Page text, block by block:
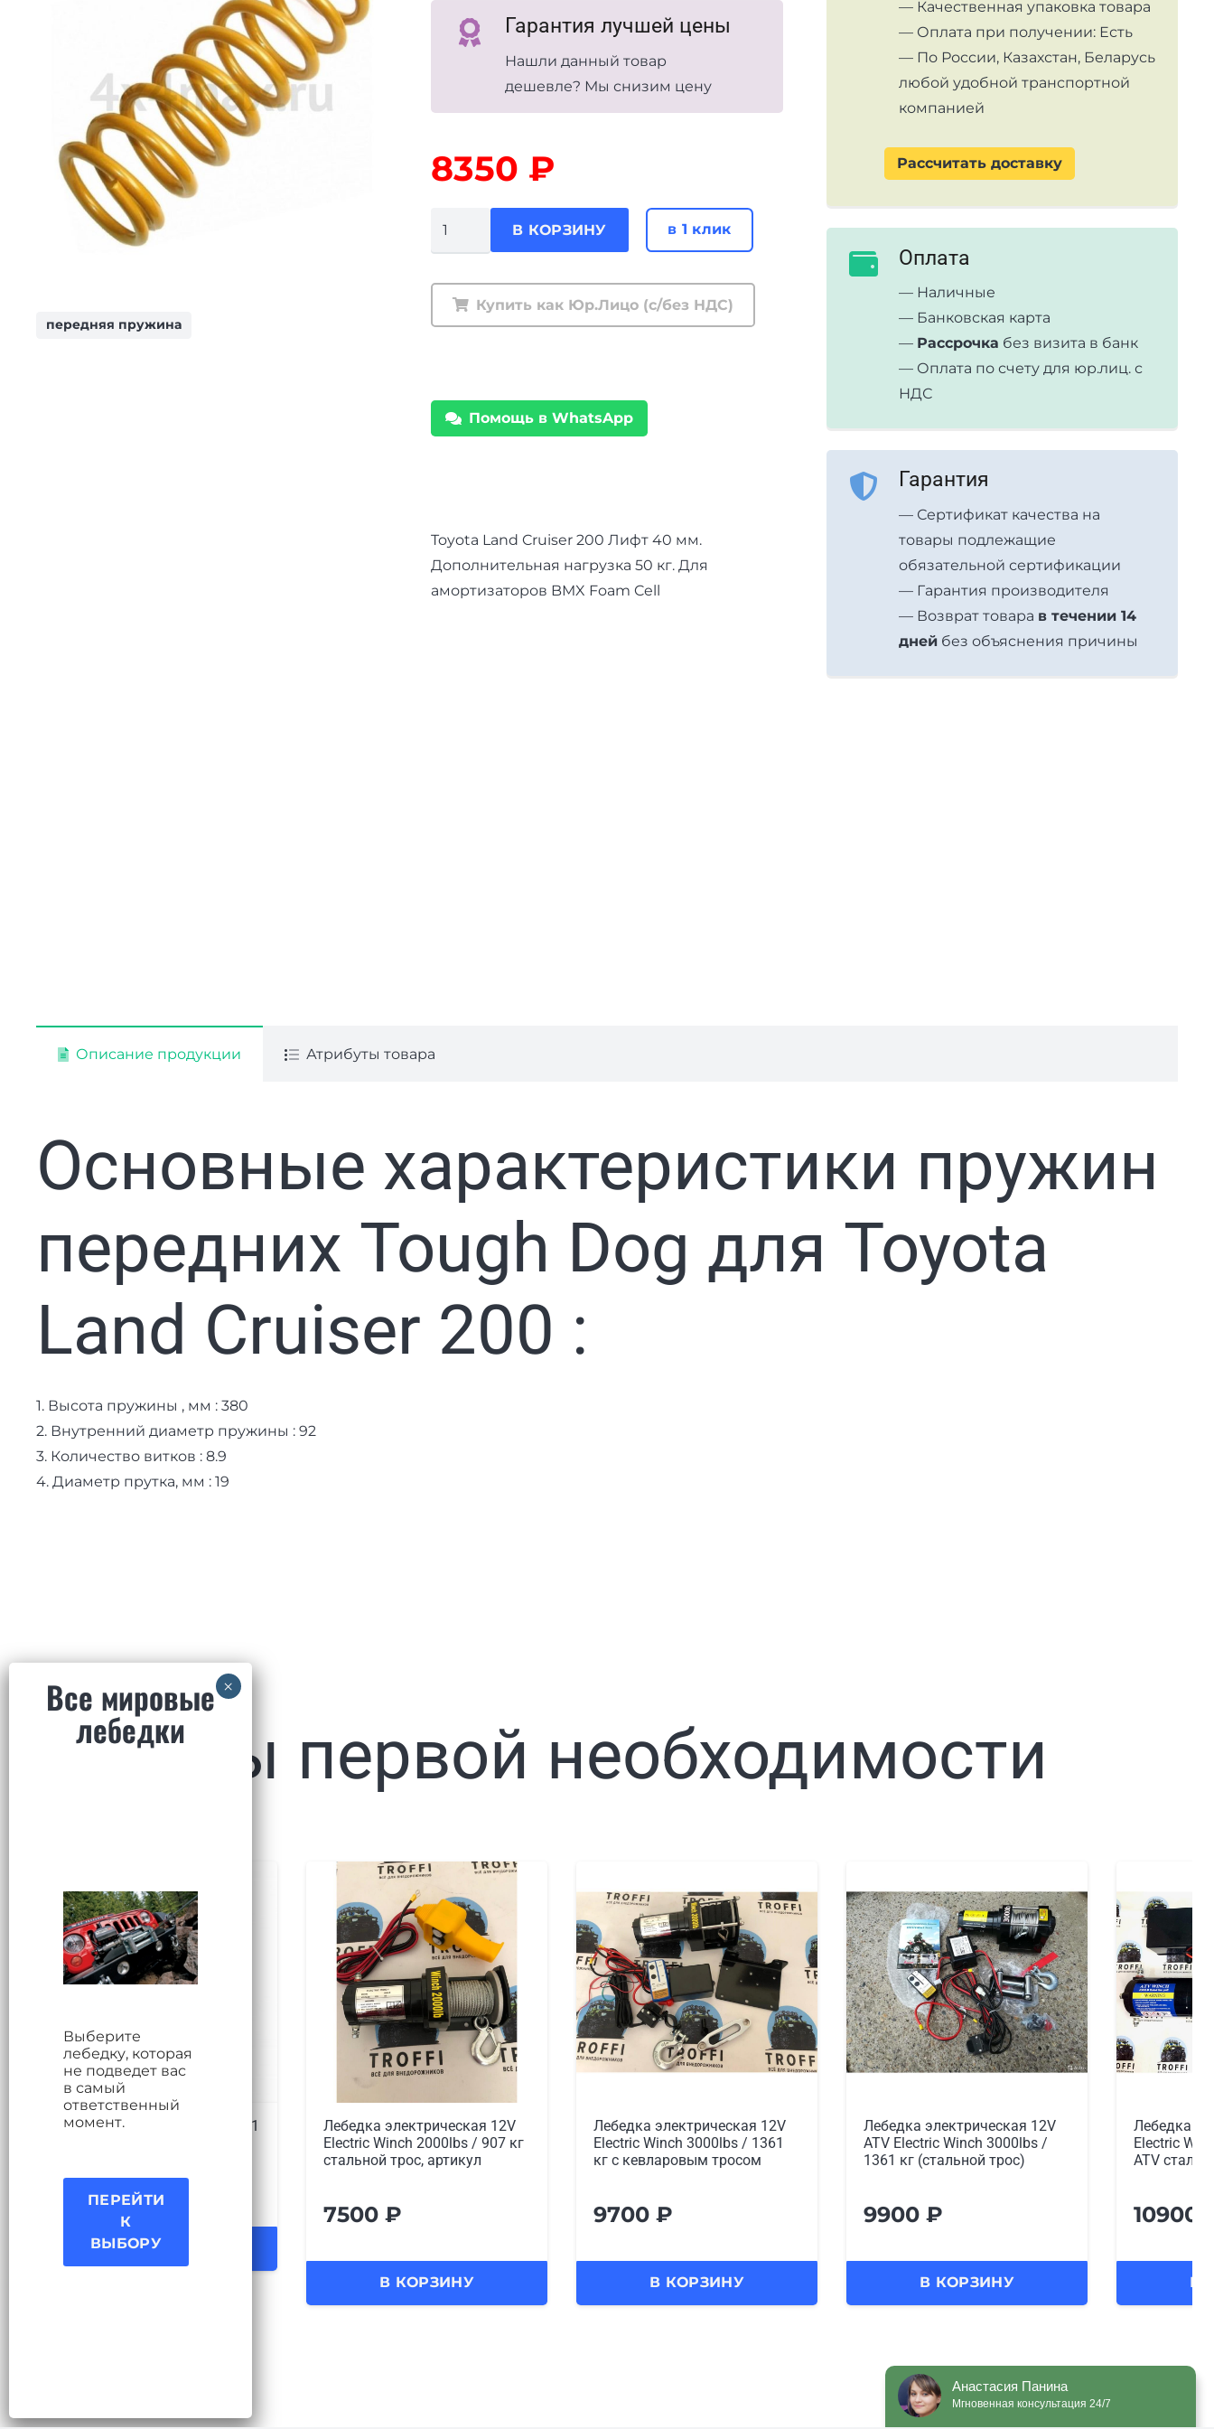
передняя пружина
Гарантия лучшей цены
Нашли данный товар
дешевле? Мы снизим цену
8350 ₽
передние
Tough
Cruiser
Foam
Cell
нагрузка
В КОРЗИНУ в 1 клик
Купить как Юр.Лицо (с/без НДС)
Помощь в WhatsApp
Toyota Land Cruiser 200 Лифт 40 мм.
Дополнительная нагрузка 50 кг. Для
амортизаторов BMX Foam Cell
— Качественная упаковка товара
— Оплата при получении: Есть
— По России, Казахстан, Беларусь
любой удобной транспортной
компанией
Рассчитать доставку
Оплата
— Наличные
— Банковская карта
— Рассрочка без визита в банк
— Оплата по счету для юр.лиц. с
НДС
Гарантия
— Сертификат качества на
товары подлежащие
обязательной сертификации
— Гарантия производителя
— Возврат товара в течении 14
дней без объяснения причины
Описание продукции Атрибуты товара
Основные характеристики пружин
передних Tough Dog для Toyota
Land Cruiser 200 :
1. Высота пружины , мм : 380
2. Внутренний диаметр пружины : 92
3. Количество витков : 8.9
4. Диаметр прутка, мм : 19
Товары первой необходимости
Лебедка электрическая 12V
7500 ₽
Лебедка электрическая 12V
Electric Winch 3000lbs / 1361
кг с кевларовым тросом
9700₽
В КОРЗИНУ
Лебедка электрическая 12V
ATV Electric Winch 3000lbs /
1361 кг (стальной трос)
9900₽
В КОРЗИНУ
Лебедка электрическая
Electric Winch 4000 lbs/1814 кг
ATV сталь
10900₽
В КОРЗИНУ
Лебедка
Electric
ATV
10900
В
Выберите
лебедку, которая
не подведет вас
в самый
ответственный
момент.
ПЕРЕЙТИ
К
ВЫБОРУ
Анастасия Панина
Мгновенная консультация 24/7